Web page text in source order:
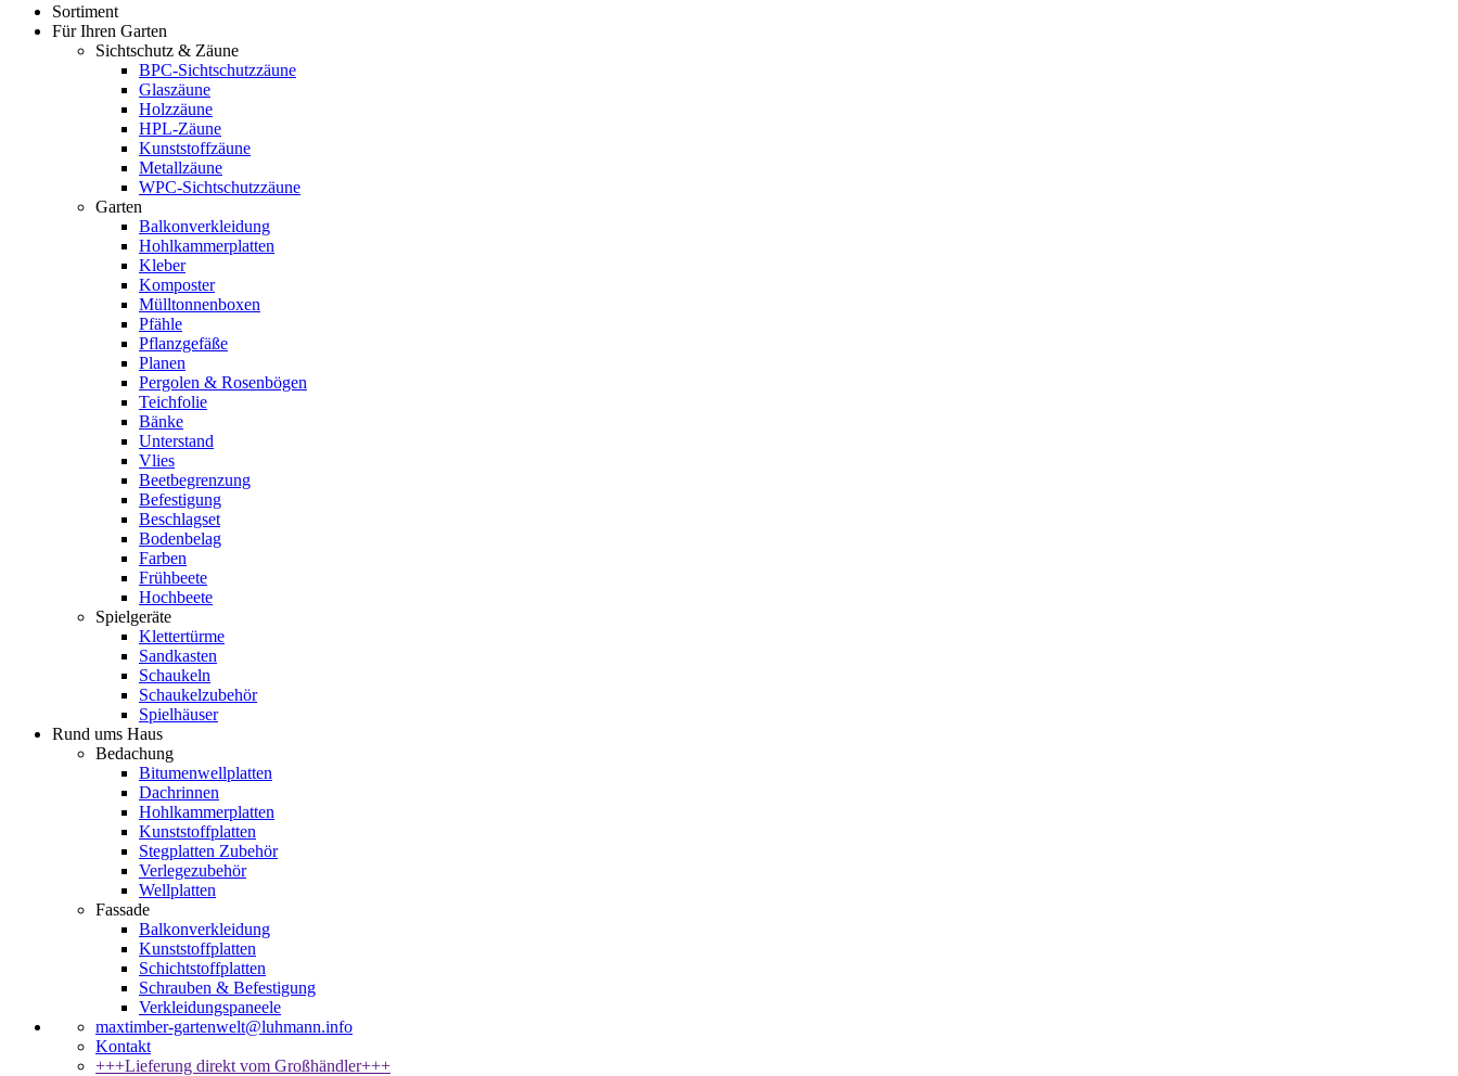
Sortiment
Für Ihren Garten
Sichtschutz & Zäune
BPC-Sichtschutzzäune
Glaszäune
Holzzäune
HPL-Zäune
Kunststoffzäune
Metallzäune
WPC-Sichtschutzzäune
Garten
Balkonverkleidung
Hohlkammerplatten
Kleber
Komposter
Mülltonnenboxen
Pfähle
Pflanzgefäße
Planen
Pergolen & Rosenbögen
Teichfolie
Bänke
Unterstand
Vlies
Beetbegrenzung
Befestigung
Beschlagset
Bodenbelag
Farben
Frühbeete
Hochbeete
Spielgeräte
Klettertürme
Sandkasten
Schaukeln
Schaukelzubehör
Spielhäuser
Rund ums Haus
Bedachung
Bitumenwellplatten
Dachrinnen
Hohlkammerplatten
Kunststoffplatten
Stegplatten Zubehör
Verlegezubehör
Wellplatten
Fassade
Balkonverkleidung
Kunststoffplatten
Schichtstoffplatten
Schrauben & Befestigung
Verkleidungspaneele
maxtimber-gartenwelt@luhmann.info
Kontakt
+++Lieferung direkt vom Großhändler+++